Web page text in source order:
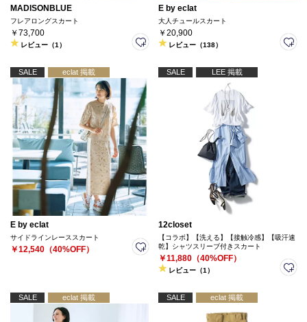
MADISONBLUE
フレアロングスカート
￥73,700
レビュー（1）
E by eclat
大人チュールスカート
￥20,900
レビュー（138）
SALE eclat 掲載
E by eclat
サイドラインレーススカート
￥12,540（40%OFF）
SALE LEE 掲載
12closet
【コラボ】【洗える】【接触冷感】【吸汗速
乾】シャツスリーブ付きスカート
￥11,880（40%OFF）
レビュー（1）
SALE eclat 掲載 SALE eclat 掲載